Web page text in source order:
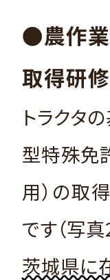
●農作業
取得研修
トラクタ
型特殊免
用）の取
です（写真2
茨城県に